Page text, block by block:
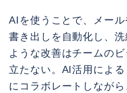
AIを使うことで、メー
書き出しを自動化し、
ような改善はチームの
立たない。AI活用によ
にコラボレートしなが